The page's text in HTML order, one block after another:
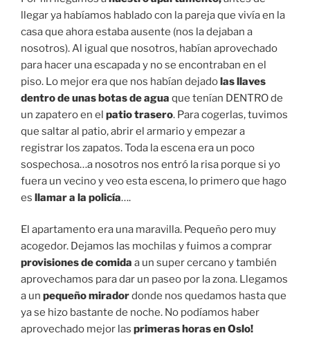
llegar ya habíamos hablado con la pareja que vivía en la
casa que ahora estaba ausente (nos la dejaban a
nosotros). Al igual que nosotros, habían aprovechado
para hacer una escapada y no se encontraban en el
piso. Lo mejor era que nos habían dejadolas llaves
dentro de unas botas de agua que tenían DENTRO de
un zapatero en el patio trasero. Para cogerlas, tuvimos
que saltar al patio, abrir el armario y empezar a
registrar los zapatos. Toda la escena era un poco
sospechosa…a nosotros nos entró la risa porque si yo
fuera un vecino y veo esta escena, lo primero que hago
es llamar a la policía….
El apartamento era una maravilla. Pequeño pero muy
acogedor. Dejamos las mochilas y fuimos a comprar
provisiones de comida a un super cercano y también
aprovechamos para dar un paseo por la zona. Llegamos
a un pequeño miradordonde nos quedamos hasta que
ya se hizo bastante de noche. No podíamos haber
aprovechado mejor las primeras horas en Oslo!